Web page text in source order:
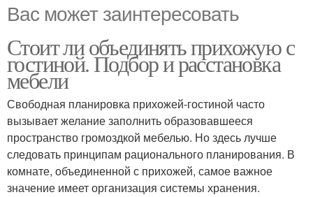
Вас может заинтересовать
Стоит ли объединять прихожую с
гостиной. Подбор и расстановка
мебели
Свободная планировка прихожей-гостиной часто
вызывает желание заполнить образовавшееся
пространство громоздкой мебелью. Но здесь лучше
следовать принципам рационального планирования. В
комнате, объединенной с прихожей, самое важное
значение имеет организация системы хранения.